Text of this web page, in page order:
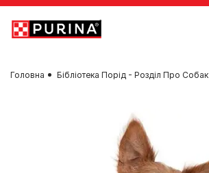
Skip to main content
Головна Бібліотека Порід - Розділ Про Собак